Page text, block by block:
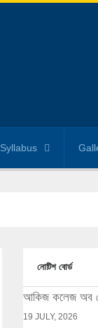
Syllabus
নোটিশ বোর্ড
আকিজ কলেজ অব
19 JULY, 2026